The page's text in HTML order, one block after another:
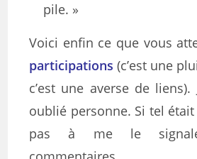
pile. »
Voici enfin ce que vous
participations (c’est une
c’est une averse de liens).
oublié personne. Si tel était
pas à me le